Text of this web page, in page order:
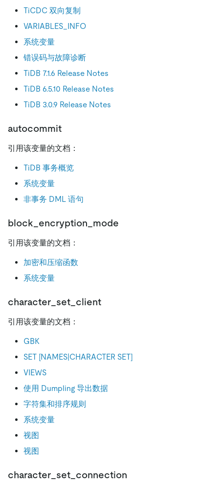
TiCDC 双向复制
VARIABLES_INFO
系统变量
错误码与故障诊断
TiDB 7.1.6 Release Notes
TiDB 6.5.10 Release Notes
TiDB 3.0.9 Release Notes
autocommit
引用该变量的文档：
TiDB 事务概览
系统变量
非事务 DML 语句
block_encryption_mode
引用该变量的文档：
加密和压缩函数
系统变量
character_set_client
引用该变量的文档：
GBK
SET [NAMES|CHARACTER SET]
VIEWS
使用 Dumpling 导出数据
字符集和排序规则
系统变量
视图
视图
character_set_connection